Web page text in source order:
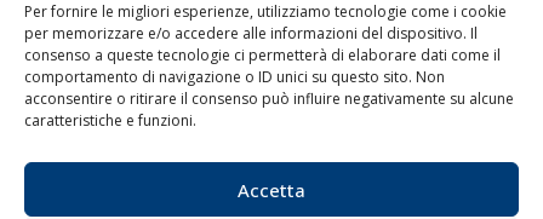
Per fornire le migliori esperienze, utilizziamo tecnologie come i cookie
per memorizzare e/o accedere alle informazioni del dispositivo. Il
consenso a queste tecnologie ci permetterà di elaborare dati come il
comportamento di navigazione o ID unici su questo sito. Non
acconsentire o ritirare il consenso può influire negativamente su alcune
caratteristiche e funzioni.
Accetta
Shipping
Porti/Interporti
Varie
Sostenibilità